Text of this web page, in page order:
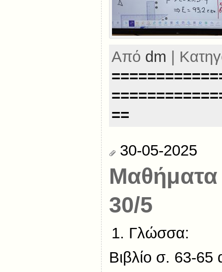
Από dm |
==
30-05-2025
30/5
Γλώσσα:
Βιβλίο σ. 63-